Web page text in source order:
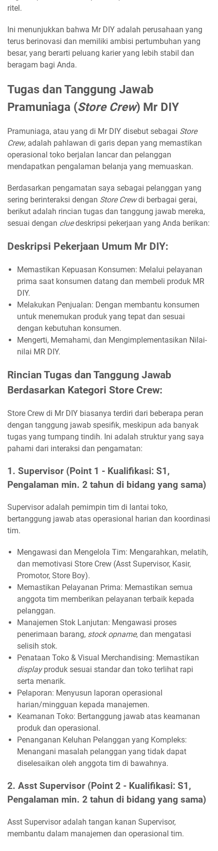
ritel.
Ini menunjukkan bahwa Mr DIY adalah perusahaan yang
terus berinovasi dan memiliki ambisi pertumbuhan yang
besar, yang berarti peluang karier yang lebih stabil dan
beragam bagi Anda.
Tugas dan Tanggung Jawab
Pramuniaga (Store Crew) Mr DIY
Pramuniaga, atau yang di Mr DIY disebut sebagai Store
Crew, adalah pahlawan di garis depan yang memastikan
operasional toko berjalan lancar dan pelanggan
mendapatkan pengalaman belanja yang memuaskan.
Berdasarkan pengamatan saya sebagai pelanggan yang
sering berinteraksi dengan Store Crewdi berbagai gerai,
berikut adalah rincian tugas dan tanggung jawab mereka,
sesuai dengan cluedeskripsi pekerjaan yang Anda berikan:
Deskripsi Pekerjaan Umum Mr DIY:
Memastikan Kepuasan Konsumen: Melalui pelayanan
prima saat konsumen datang dan membeli produk MR
DIY.
Melakukan Penjualan: Dengan membantu konsumen
untuk menemukan produk yang tepat dan sesuai
dengan kebutuhan konsumen.
Mengerti, Memahami, dan Mengimplementasikan Nilai-
nilai MR DIY.
Rincian Tugas dan Tanggung Jawab
Berdasarkan Kategori Store Crew:
Store Crew di Mr DIY biasanya terdiri dari beberapa peran
dengan tanggung jawab spesifik, meskipun ada banyak
tugas yang tumpang tindih. Ini adalah struktur yang saya
pahami dari interaksi dan pengamatan:
1. Supervisor (Point 1 - Kualifikasi: S1,
Pengalaman min. 2 tahun di bidang yang sama)
Supervisor adalah pemimpin tim di lantai toko,
bertanggung jawab atas operasional harian dan koordinasi
tim.
Mengawasi dan Mengelola Tim: Mengarahkan, melatih,
dan memotivasi Store Crew (Asst Supervisor, Kasir,
Promotor, Store Boy).
Memastikan Pelayanan Prima: Memastikan semua
anggota tim memberikan pelayanan terbaik kepada
pelanggan.
Manajemen Stok Lanjutan: Mengawasi proses
penerimaan barang, stock opname, dan mengatasi
selisih stok.
Penataan Toko & Visual Merchandising: Memastikan
displayproduk sesuai standar dan toko terlihat rapi
serta menarik.
Pelaporan: Menyusun laporan operasional
harian/mingguan kepada manajemen.
Keamanan Toko: Bertanggung jawab atas keamanan
produk dan operasional.
Penanganan Keluhan Pelanggan yang Kompleks:
Menangani masalah pelanggan yang tidak dapat
diselesaikan oleh anggota tim di bawahnya.
2. Asst Supervisor (Point 2 - Kualifikasi: S1,
Pengalaman min. 2 tahun di bidang yang sama)
Asst Supervisor adalah tangan kanan Supervisor,
membantu dalam manajemen dan operasional tim.